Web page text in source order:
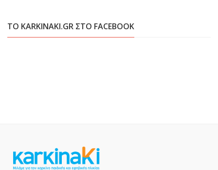
ΤΟ KARKINAKI.GR ΣΤΟ FACEBOOK